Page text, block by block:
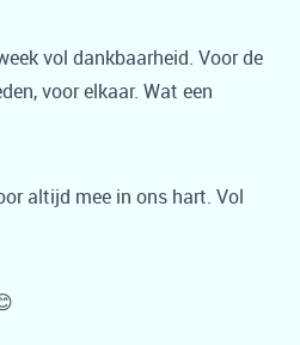
vol dankbaarheid. Voor de
voor elkaar. Wat een
altijd mee in ons hart. Vol